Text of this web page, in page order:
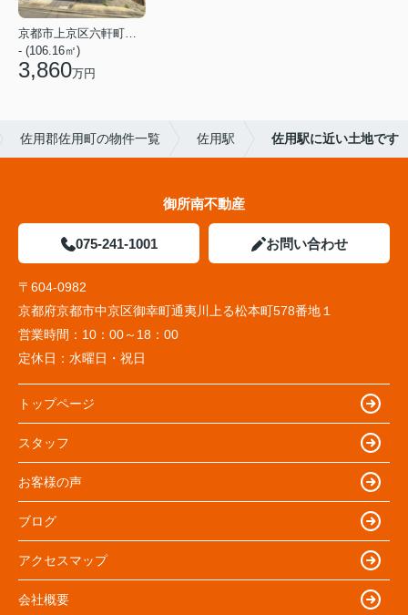
京都市上京区六軒町通下長者町下る七番町
- (106.16㎡)
3,860万円
佐用郡佐用町の物件一覧 佐用駅 佐用駅に近い土地です
御所南不動産
075-241-1001 お問い合わせ
〒604-0982
京都府京都市中京区御幸町通夷川上る松本町578番地１
営業時間： 10：00～18：00
定休日： 水曜日・祝日
トップページ
スタッフ
お客様の声
ブログ
アクセスマップ
会社概要